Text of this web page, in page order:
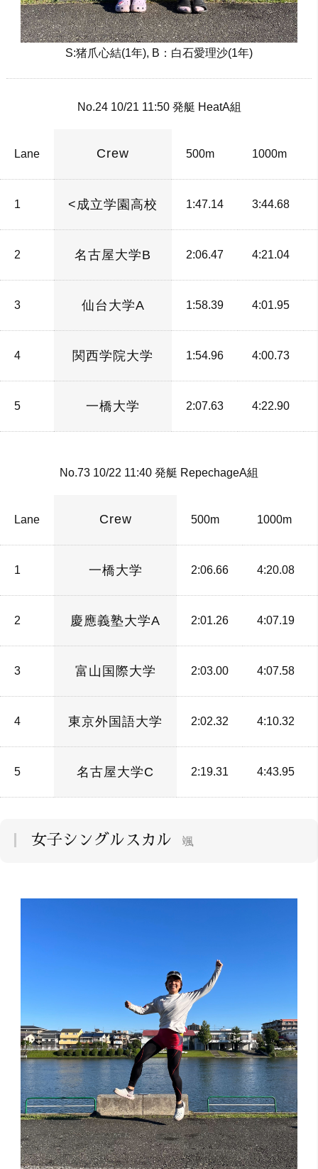
S:猪爪心結(1年), B：白石愛理沙(1年)
No.24 10/21 11:50 発艇 HeatA組
Lane Crew 500m 1000m
1 <成立学園高校 1:47.14 3:44.68
2 名古屋大学B 2:06.47 4:21.04
3 仙台大学A 1:58.39 4:01.95
4 関西学院大学 1:54.96 4:00.73
5 一橋大学 2:07.63 4:22.90
No.73 10/22 11:40 発艇 RepechageA組
Lane Crew 500m 1000m
1 一橋大学 2:06.66 4:20.08
2 慶應義塾大学A 2:01.26 4:07.19
3 富山国際大学 2:03.00 4:07.58
4 東京外国語大学 2:02.32 4:10.32
5 名古屋大学C 2:19.31 4:43.95
女子シングルスカル 颯